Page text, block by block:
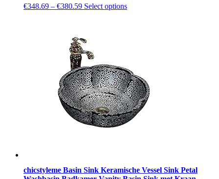
€348.69 – €380.59 Select optionsThis
may
be
chosen
on
the
product
page
chicstyleme Basin Sink Keramische Vessel Sink Petal